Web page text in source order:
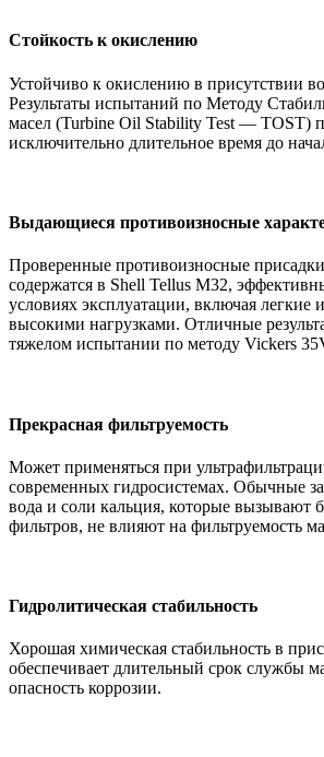
Стойкость к окислению
Устойчиво к окислению в присутствии
Результаты испытаний по Методу
масел (Turbine Oil Stability Test — TOST)
исключительно длительное время до
Выдающиеся противоизносные
Проверенные противоизносные
содержатся в Shell Tellus M32,
условиях эксплуатации, включая
высокими нагрузками. Отличные
тяжелом испытании по методу Vickers
Прекрасная фильтруемость
Может применяться при
современных гидросистемах. Обычные
вода и соли кальция, которые вызывают
фильтров, не влияют на фильтруемость
Гидролитическая стабильность
Хорошая химическая стабильность в
обеспечивает длительный срок службы
опасность коррозии.